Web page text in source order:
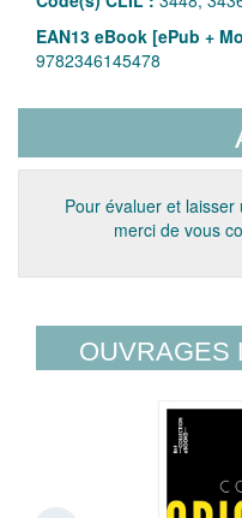
EAN13 eBook [ePub +
9782346145478
Pour évaluer et
merci de vous
OUVRAGES